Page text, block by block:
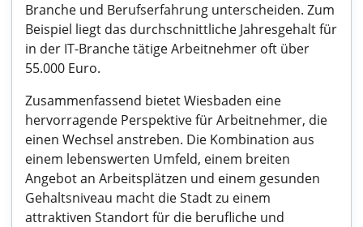
Branche und Berufserfahrung unterscheiden. Zum
Beispiel liegt das durchschnittliche Jahresgehalt für
in der IT-Branche tätige Arbeitnehmer oft über
55.000 Euro.
Zusammenfassend bietet Wiesbaden eine
hervorragende Perspektive für Arbeitnehmer, die
einen Wechsel anstreben. Die Kombination aus
einem lebenswerten Umfeld, einem breiten
Angebot an Arbeitsplätzen und einem gesunden
Gehaltsniveau macht die Stadt zu einem
attraktiven Standort für die berufliche und